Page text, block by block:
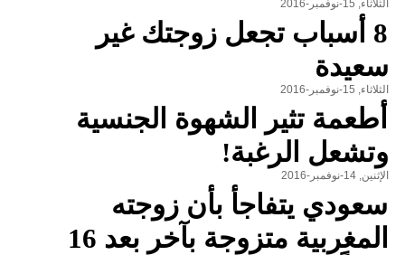
الثلاثاء, 15-نوفمبر-2016
8 أسباب تجعل زوجتك غير
سعيدة
الثلاثاء, 15-نوفمبر-2016
أطعمة تثير الشهوة الجنسية
وتشعل الرغبة!
الإثنين, 14-نوفمبر-2016
سعودي يتفاجأ بأن زوجته
المغربية متزوجة بآخر بعد 16